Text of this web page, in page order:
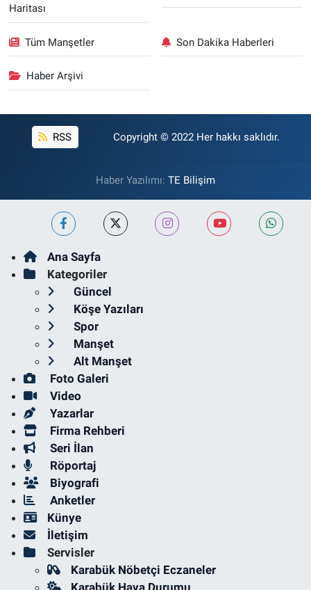
Haritası
Tüm Manşetler Son Dakika Haberleri
Haber Arşivi
RSS Copyright © 2022 Her hakkı saklıdır.
Haber Yazılımı: TE Bilişim
Ana Sayfa
Kategoriler
Güncel
Köşe Yazıları
Spor
Manşet
Alt Manşet
Foto Galeri
Video
Yazarlar
Firma Rehberi
Seri İlan
Röportaj
Biyografi
Anketler
Künye
İletişim
Servisler
Karabük Nöbetçi Eczaneler
Karabük Hava Durumu